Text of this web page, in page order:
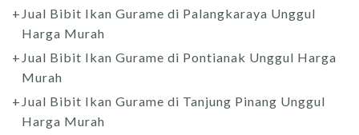
Jual Bibit Ikan Gurame di Palangkaraya Unggul
Harga Murah
Jual Bibit Ikan Gurame di Pontianak Unggul Harga
Murah
Jual Bibit Ikan Gurame di Tanjung Pinang Unggul
Harga Murah